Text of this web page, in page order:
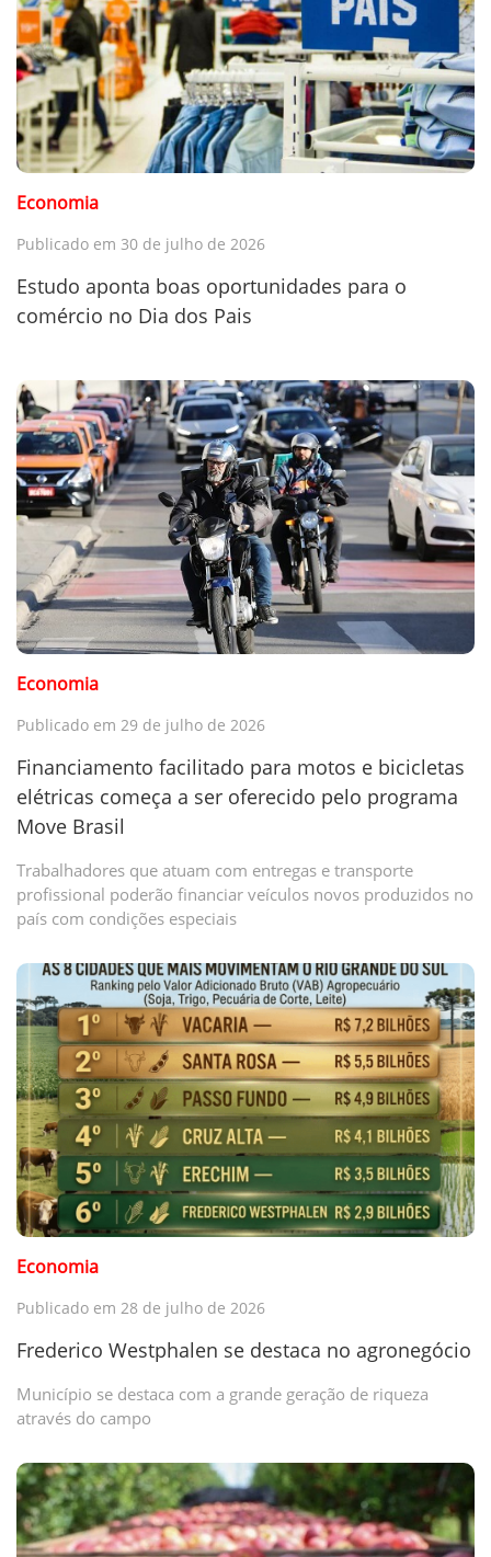
Economia
Publicado em 30 de julho de 2026
Estudo aponta boas oportunidades para o
comércio no Dia dos Pais
Economia
Publicado em 29 de julho de 2026
Financiamento facilitado para motos e bicicletas
elétricas começa a ser oferecido pelo programa
Move Brasil
Trabalhadores que atuam com entregas e transporte
profissional poderão financiar veículos novos produzidos no
país com condições especiais
Economia
Publicado em 28 de julho de 2026
Frederico Westphalen se destaca no agronegócio
Município se destaca com a grande geração de riqueza
através do campo